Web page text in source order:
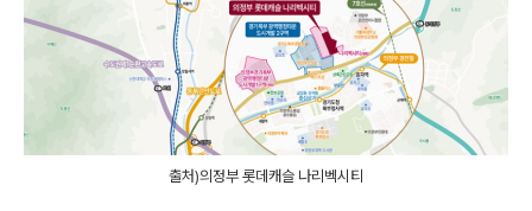
출처)의정부 롯데캐슬 나리벡시티